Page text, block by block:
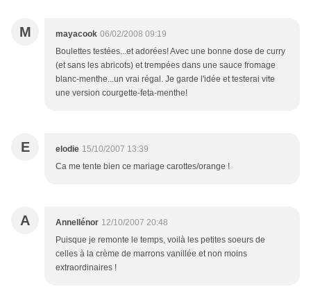
M mayacook 06/02/2008 09:19
Boulettes testées...et adorées! Avec une bonne dose de curry
(et sans les abricots) et trempées dans une sauce fromage
blanc-menthe...un vrai régal. Je garde l'idée et testerai vite
une version courgette-feta-menthe!
E elodie 15/10/2007 13:39
Ca me tente bien ce mariage carottes/orange !
A Annellénor 12/10/2007 20:48
Puisque je remonte le temps, voilà les petites soeurs de
celles à la crème de marrons vanillée et non moins
extraordinaires !